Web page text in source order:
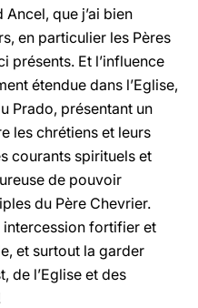
que j’ai bien
en particulier les Pères
présents. Et l’influence
étendue dans l’Eglise,
Prado, présentant un
les chrétiens et leurs
courants spirituels et
de pouvoir
du Père Chevrier.
intercession fortifier et
et surtout la garder
de l’Eglise et des